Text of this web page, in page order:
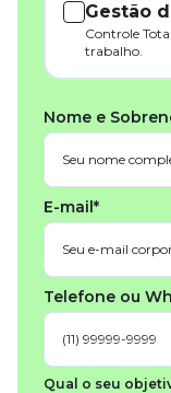
Gestão
Controle
trabalho.
Nome e
E-mail*
Telefone ou
Qual o seu